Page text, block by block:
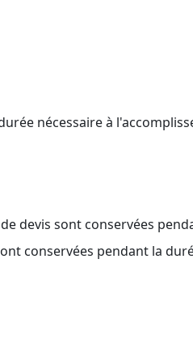
nécessaire à
devis sont conservées
conservées pendant la